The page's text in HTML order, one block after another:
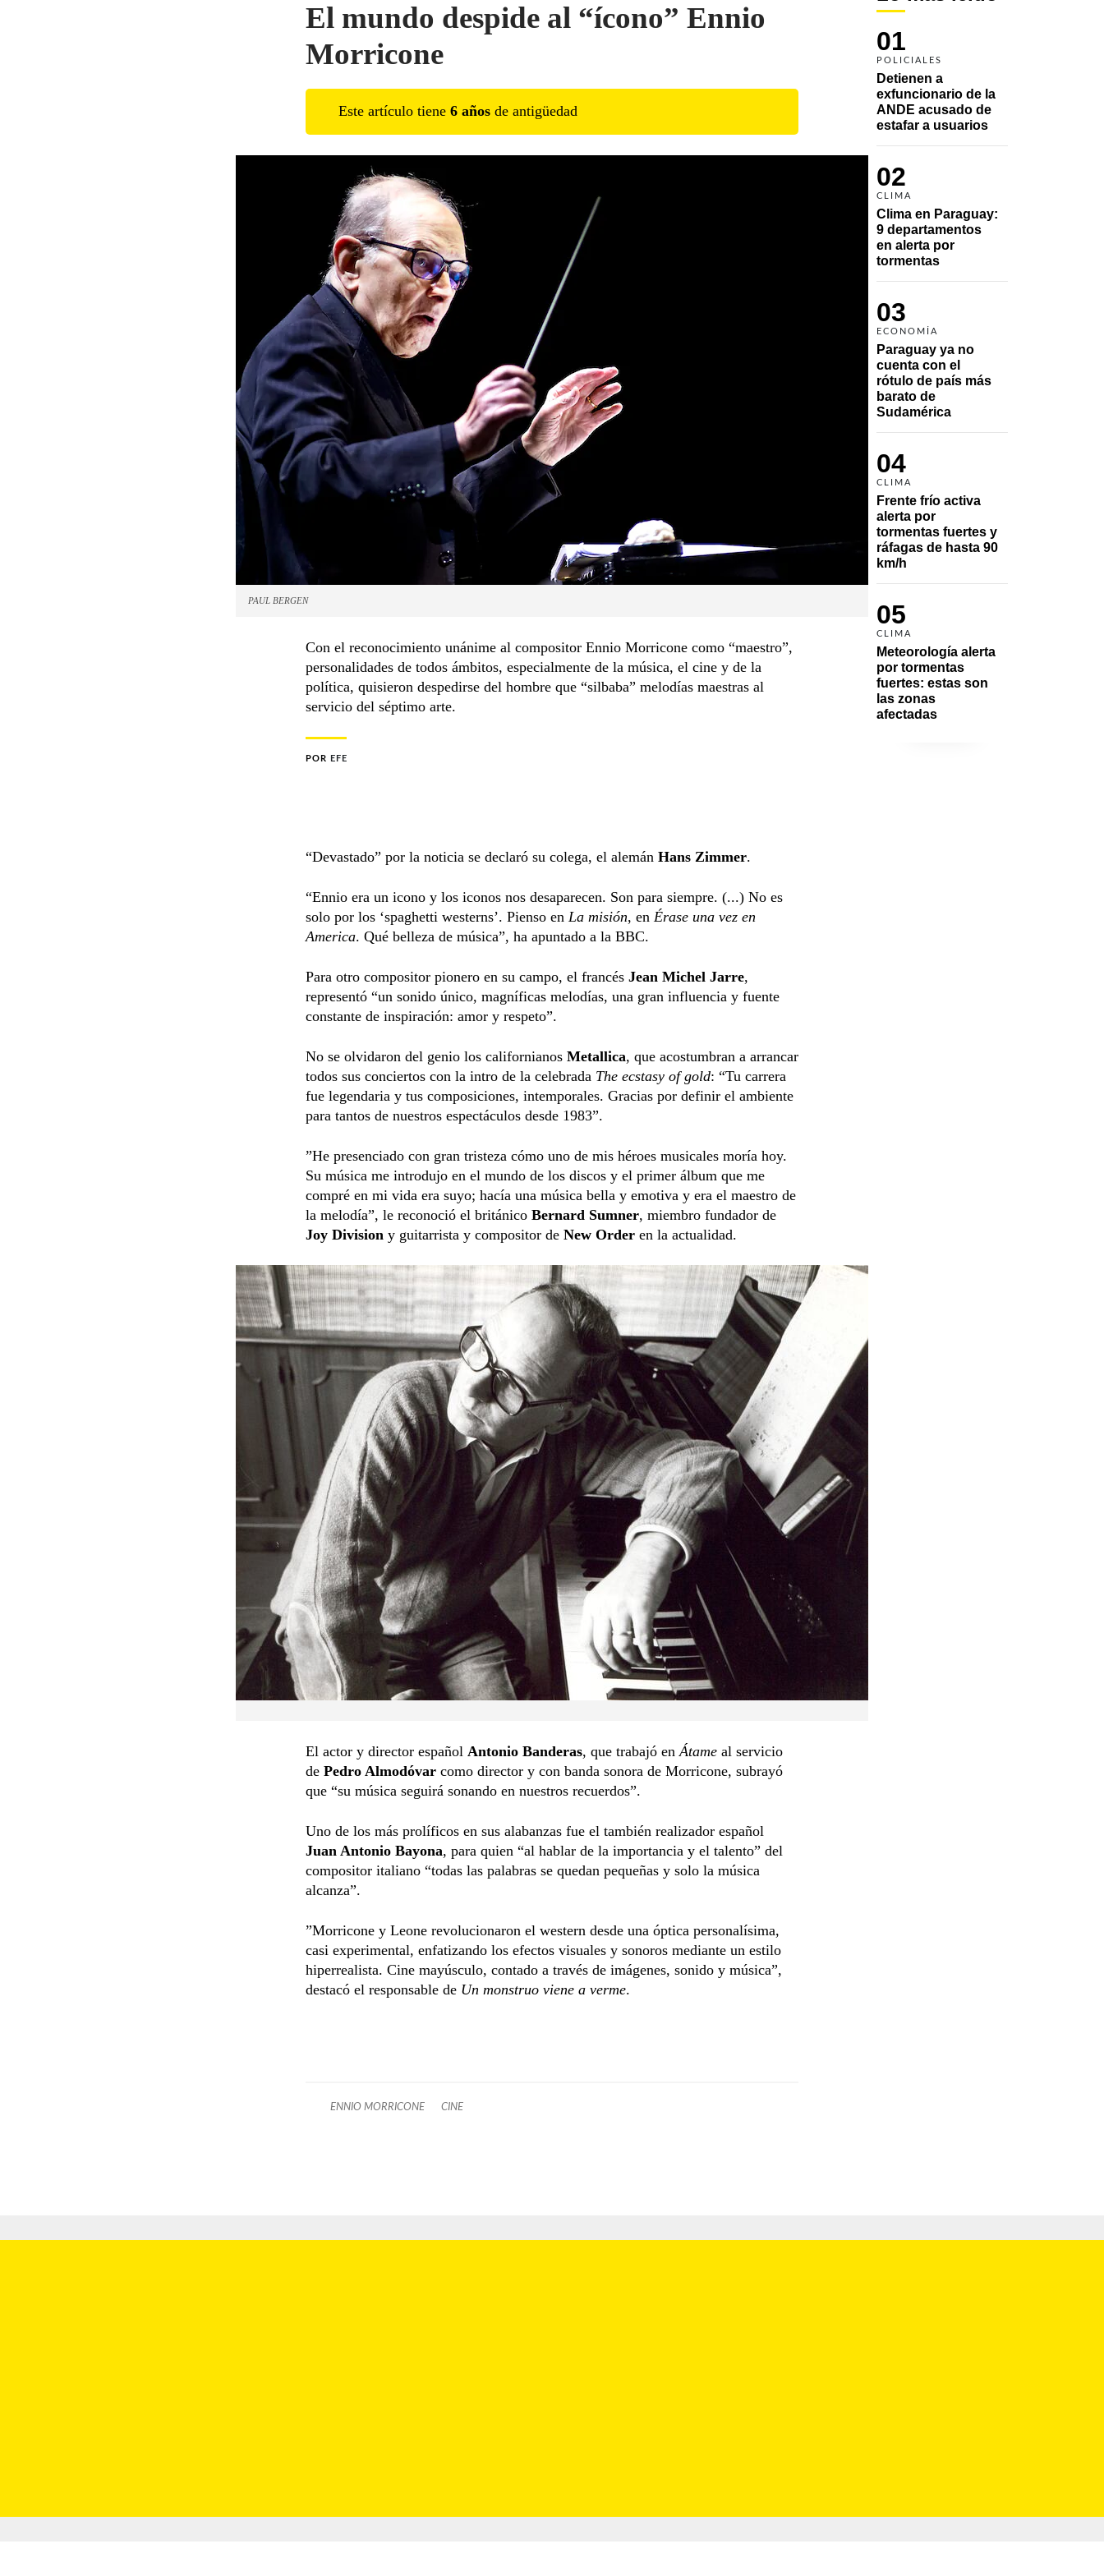
01
POLICIALES
Detienen a
exfuncionario de la
ANDE acusado de
estafar a usuarios
02
CLIMA
Clima en Paraguay:
9 departamentos
en alerta por
tormentas
03
ECONOMÍA
Paraguay ya no
cuenta con el
rótulo de país más
barato de
Sudamérica
04
CLIMA
Frente frío activa
alerta por
tormentas fuertes y
ráfagas de hasta 90
km/h
05
CLIMA
Meteorología alerta
por tormentas
fuertes: estas son
las zonas
afectadas
El mundo despide al “ícono” Ennio
Morricone
Este artículo tiene 6 años de antigüedad
PAUL BERGEN
Con el reconocimiento unánime al compositor Ennio Morricone como “maestro”,
personalidades de todos ámbitos, especialmente de la música, el cine y de la
política, quisieron despedirse del hombre que “silbaba” melodías maestras al
servicio del séptimo arte.
POR EFE
“Devastado” por la noticia se declaró su colega, el alemán Hans Zimmer.
“Ennio era un icono y los iconos nos desaparecen. Son para siempre. (...) No es
solo por los ‘spaghetti westerns’. Pienso en La misión, en Érase una vez en
America. Qué belleza de música”, ha apuntado a la BBC.
Para otro compositor pionero en su campo, el francés Jean Michel Jarre,
representó “un sonido único, magníficas melodías, una gran influencia y fuente
constante de inspiración: amor y respeto”.
No se olvidaron del genio los californianos Metallica, que acostumbran a arrancar
todos sus conciertos con la intro de la celebrada The ecstasy of gold: “Tu carrera
fue legendaria y tus composiciones, intemporales. Gracias por definir el ambiente
para tantos de nuestros espectáculos desde 1983”.
”He presenciado con gran tristeza cómo uno de mis héroes musicales moría hoy.
Su música me introdujo en el mundo de los discos y el primer álbum que me
compré en mi vida era suyo; hacía una música bella y emotiva y era el maestro de
la melodía”, le reconoció el británico Bernard Sumner, miembro fundador de
Joy Division y guitarrista y compositor de New Order en la actualidad.
El actor y director español Antonio Banderas, que trabajó en Átame al servicio
de Pedro Almodóvar como director y con banda sonora de Morricone, subrayó
que “su música seguirá sonando en nuestros recuerdos”.
Uno de los más prolíficos en sus alabanzas fue el también realizador español
Juan Antonio Bayona, para quien “al hablar de la importancia y el talento” del
compositor italiano “todas las palabras se quedan pequeñas y solo la música
alcanza”.
”Morricone y Leone revolucionaron el western desde una óptica personalísima,
casi experimental, enfatizando los efectos visuales y sonoros mediante un estilo
hiperrealista. Cine mayúsculo, contado a través de imágenes, sonido y música”,
destacó el responsable de Un monstruo viene a verme.
ENNIO MORRICONE CINE